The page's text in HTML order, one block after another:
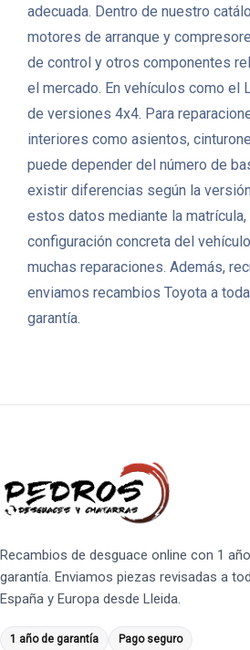
adecuada. Dentro de nuestro
motores de arranque y
de control y otros componentes
el mercado. En vehículos como el
de versiones 4x4. Para
interiores como asientos,
puede depender del número de
existir diferencias según la
estos datos mediante la
configuración concreta del
muchas reparaciones. Además,
enviamos recambios Toyota a
garantía.
Recambios de desguace online con 1
garantía. Enviamos piezas revisadas a
España y Europa desde Lleida.
1 año de garantía Pago seguro